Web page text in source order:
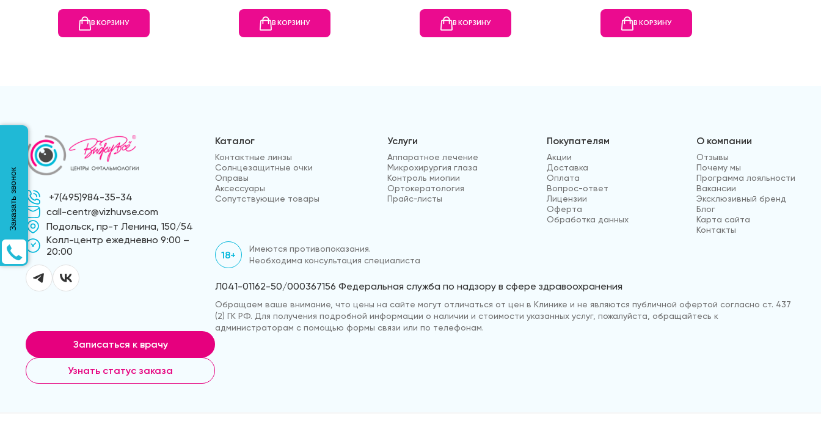
В КОРЗИНУ В КОРЗИНУ В КОРЗИНУ В КОРЗИНУ
+7(495)984-35-34
call-centr@vizhuvse.com
Подольск, пр-т Ленина, 150/54
Kолл-центр ежедневно 9:00 –
20:00
Записаться к врачу
Узнать статус заказа
Каталог
Контактные линзы
Солнцезащитные очки
Оправы
Аксессуары
Сопутствующие товары
Услуги
Аппаратное лечение
Микрохирургия глаза
Контроль миопии
Ортокератология
Прайс-листы
Покупателям
Акции
Доставка
Оплата
Вопрос-ответ
Лицензии
Оферта
Обработка данных
О компании
Отзывы
Почему мы
Программа лояльности
Вакансии
Эксклюзивный бренд
Блог
Карта сайта
Контакты
18+
Имеются противопоказания.
Необходима консультация специалиста
Л041-01162-50/000367156 Федеральная служба по надзору в сфере здравоохранения
Обращаем ваше внимание, что цены на сайте могут отличаться от цен в Клинике и не являются публичной офертой согласно ст. 437
(2) ГК РФ. Для получения подробной информации о наличии и стоимости указанных услуг, пожалуйста, обращайтесь к
администраторам с помощью формы связи или по телефонам.
Заказать звонок